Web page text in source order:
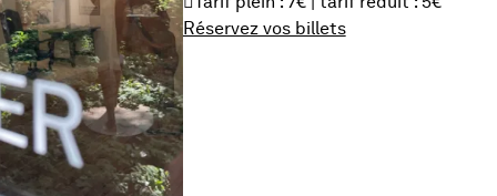
Réservez vos billets